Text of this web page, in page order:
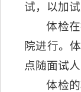
试，以加
体检
院进行。
点随面试
体检